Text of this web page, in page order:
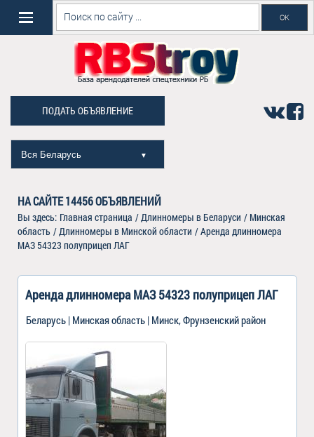
ПОДАТЬ ОБЪЯВЛЕНИЕ
Вся Беларусь ▼
НА САЙТЕ14456ОБЪЯВЛЕНИЙ
Вы здесь: Главная страница /Длинномеры в Беларуси / Минская
область /Длинномеры в Минской области /Аренда длинномера
МАЗ 54323 полуприцеп ЛАГ
Аренда длинномера МАЗ 54323 полуприцеп ЛАГ
Беларусь | Минская область | Минск, Фрунзенский район